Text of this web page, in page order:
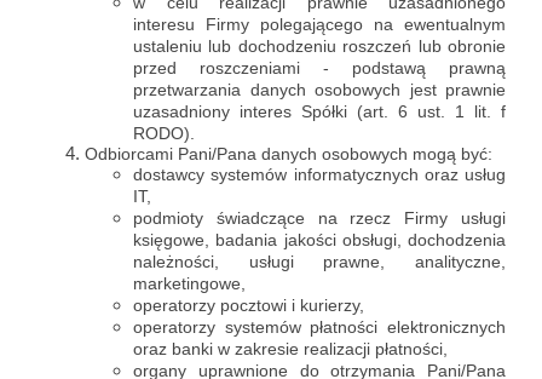
interesu Firmy polegającego na ewentualnym
ustaleniu lub dochodzeniu roszczeń lub obronie
przed roszczeniami - podstawą prawną
przetwarzania danych osobowych jest prawnie
uzasadniony interes Spółki (art. 6 ust. 1 lit. f
RODO).
Odbiorcami Pani/Pana danych osobowych mogą być:
dostawcy systemów informatycznych oraz usług
IT,
podmioty świadczące na rzecz Firmy usługi
księgowe, badania jakości obsługi, dochodzenia
należności, usługi prawne, analityczne,
marketingowe,
operatorzy pocztowi i kurierzy,
operatorzy systemów płatności elektronicznych
oraz banki w zakresie realizacji płatności,
organy uprawnione do otrzymania Pani/Pana